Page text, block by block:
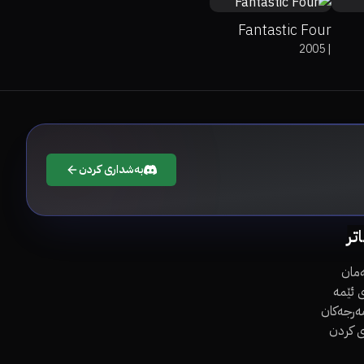
Fantastic Four
|
2005
بەشداری کردن
ئێمە
کردن